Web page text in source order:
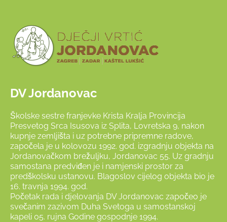
DV Jordanovac
Školske sestre franjevke Krista Kralja Provincija
Presvetog Srca Isusova iz Splita, Lovretska 9, nakon
kupnje zemljišta i uz potrebne pripremne radove,
započela je u kolovozu 1992. god. izgradnju objekta na
Jordanovačkom brežuljku, Jordanovac 55. Uz gradnju
samostana predviđen je i namjenski prostor za
predškolsku ustanovu. Blagoslov cijelog objekta bio je
16. travnja 1994. god.
Početak rada i djelovanja DV Jordanovac započeo je
svečanim zazivom Duha Svetoga u samostanskoj
kapeli 05. rujna Godine gospodnje 1994.